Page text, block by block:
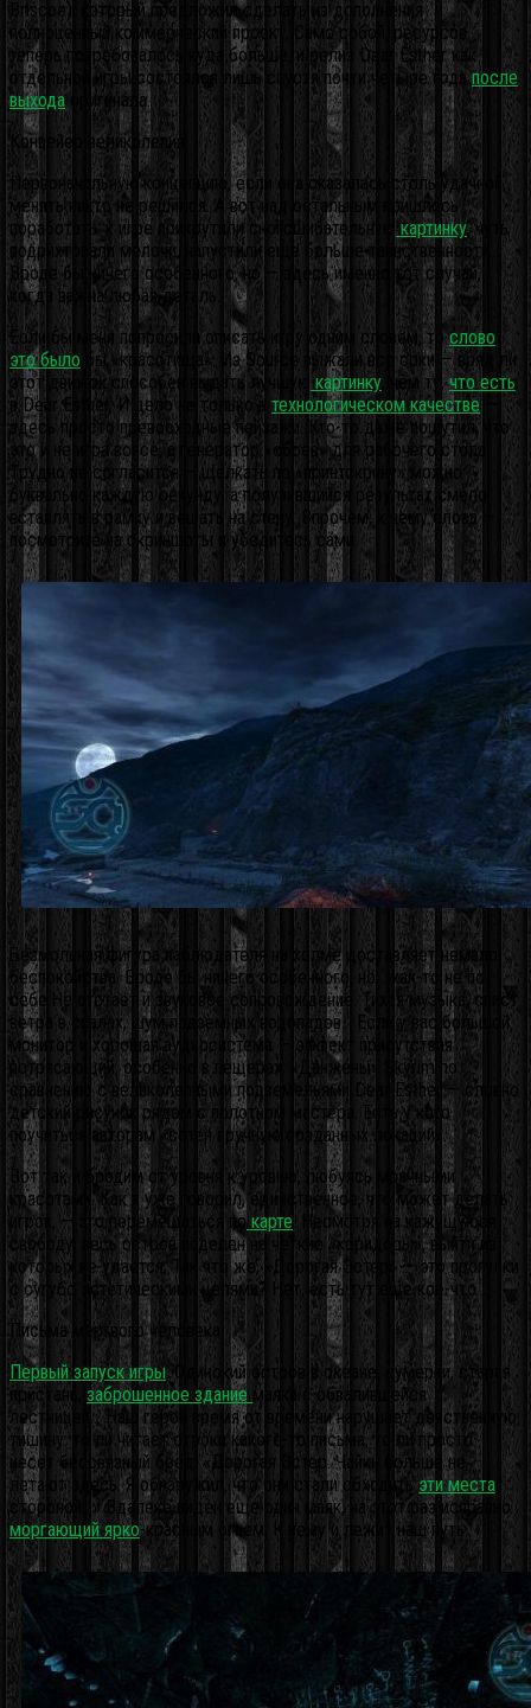
Briscoe), который предложил сделать из дополнения
полноценный коммерческий проект. Само собой, ресурсов
теперь потребовалось куда больше, и релиз Dear Esther как
отдельной игры состоялся лишь спустя почти четыре годапосле
выхода оригинала.
Конвейер великолепия
Первоначальную концепцию, если она оказалась столь удачной,
менять никто не решился. А вот над остальным пришлось
поработать: к игре прикрутили сногсшибательную картинку, чуть
подрихтовали мелочи, напустили еще больше таинственности…
Вроде бы ничего особенного, но — здесь именно тот случай,
когда важна любая деталь.
Если бы меня попросили описать игру одним словом, тослово
это было бы «красотища». Из Source выжали все соки — вряд ли
этот движок способен выдать лучшую
картинку , чем ту,что есть
в Dear Esther. И дело не только в технологическом качестве
здесь просто превосходные пейзажи. Кто-то даже пошутил, что
это и не игра вовсе, а генератор «обоев» для рабочего стола.
Трудно не согласится — щелкать по «принтскрину» можно
буквально каждую секунду, а получившийся результат смело
вставлять в рамку и вешать на стену. Впрочем, к чему слова —
посмотрите на скриншоты и убедитесь сами.
Безмолвная фигура наблюдателя на холме доставляет немало
беспокойства. Вроде бы ничего особенного, но… как-то не по
себе.Не отстает и звуковое сопровождение. Тихая музыка, свист
ветра в скалах, шум подземных водопадов… Если у вас большой
монитор и хорошая аудиосистема — эффект присутствия
потрясающий, особенно в пещерах. «Данжены» Skyrim по
сравнению с великолепными подземельями Dear Esther — словно
детский рисунок рядом с полотном мастера. Есть у кого
поучиться авторам «сотен вручную созданных локаций».
Вот так и бродим от уровня к уровню, любуясь мрачными
красотами. Как я уже говорил, единственное, что может делать
игрок, — это перемещаться по карте. Несмотря на кажущуюся
свободу, весь остров поделен на четкие «коридоры», выйти из
которых не удастся. Так что же, «Дорогая Эстер» — это прогулки
с сугубо эстетическими целями? Нет, есть тут еще кое-что…
Письма мертвого человека
Первый запуск игры. Одинокий остров в океане, сумерки, старая
пристань, заброшенное здание маяка с обвалившейся
лестницей… Наш герой время от времени нарушает девственную
тишину: то ли читает строки какого-то письма, то ли просто
несет бессвязный бред: «Дорогая Эстер. Чайки больше не
летают здесь. Я обнаружил, что они стали обходить эти места
стороной…» Вдалеке виден еще один маяк, на этот раз исправно
моргающий ярко-красным огнем. К нему и лежит наш путь.